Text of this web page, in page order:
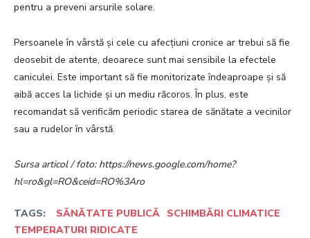
pentru a preveni arsurile solare.
Persoanele în vârstă și cele cu afecțiuni cronice ar trebui să fie
deosebit de atente, deoarece sunt mai sensibile la efectele
caniculei. Este important să fie monitorizate îndeaproape și să
aibă acces la lichide și un mediu răcoros. În plus, este
recomandat să verificăm periodic starea de sănătate a vecinilor
sau a rudelor în vârstă.
Sursa articol / foto: https://news.google.com/home?
hl=ro&gl=RO&ceid=RO%3Aro
TAGS: SĂNĂTATE PUBLICĂ SCHIMBĂRI CLIMATICE
TEMPERATURI RIDICATE